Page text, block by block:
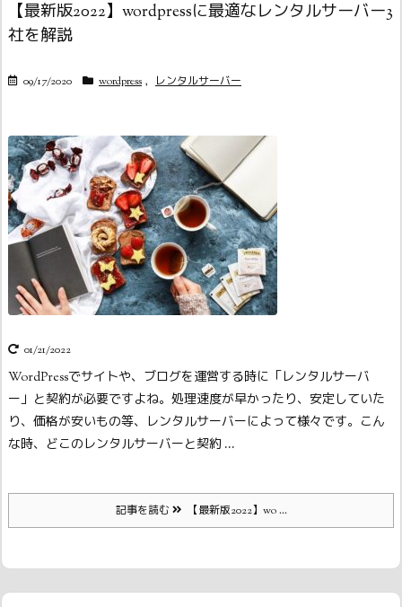
【最新版2022】wordpressに最適なレンタルサーバー3
社を解説
09/17/2020 wordpress , レンタルサーバー
01/21/2022
WordPressでサイトや、ブログを運営する時に「レンタルサーバ
ー」と契約が必要ですよね。 処理速度が早かったり、安定していた
り、価格が安いもの等、レンタルサーバーによって様々です。こん
な時、どこのレンタルサーバーと契約 ...
記事を読む 【最新版2022】wo ...